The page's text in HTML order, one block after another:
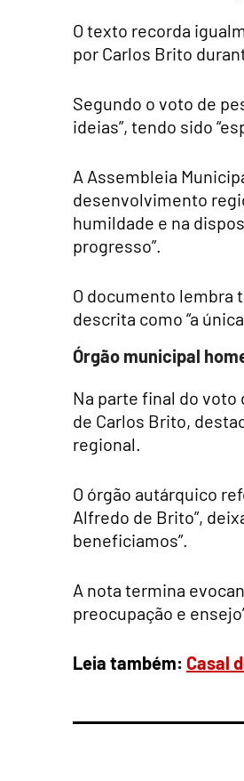
O texto recorda
por Carlos Brito
Segundo o voto de
ideias”, tendo sido
A Assembleia
desenvolvimento
humildade e na
progresso”.
O documento lembra
descrita como “a
Órgão municipal
Na parte final do voto
de Carlos Brito,
regional.
O órgão autárquico
Alfredo de Brito”,
beneficiamos”.
A nota termina
preocupação e
Leia também: Casal